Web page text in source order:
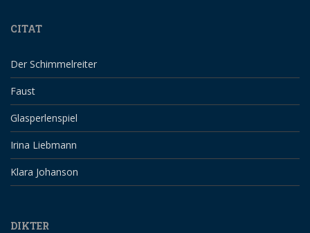
CITAT
Der Schimmelreiter
Faust
Glasperlenspiel
Irina Liebmann
Klara Johanson
DIKTER